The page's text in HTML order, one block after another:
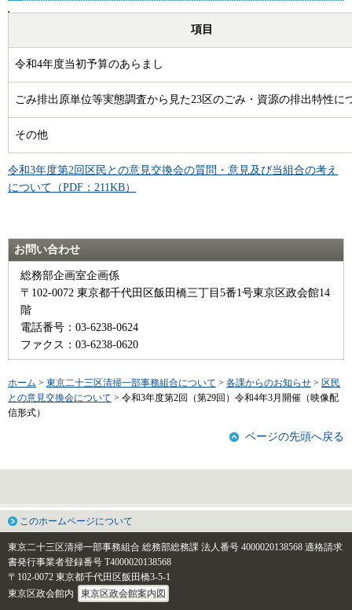
項目
令和4年度当初予算のあらまし
ごみ排出原単位等実態調査から見た23区のごみ・資源の排出特性に
その他
令和3年度第2回区民との意見交換会の質問・意見及び当組合の考え
について（PDF：211KB）
お問い合わせ
総務部企画室企画係
〒102-0072 東京都千代田区飯田橋三丁目5番1号東京区政会館14
階
電話番号：03-6238-0624
ファクス：03-6238-0620
ホーム > 東京二十三区清掃一部事務組合について > 各課からのお知らせ > 区民
との意見交換会について > 令和3年度第2回（第29回）令和4年3月開催（映像配
信形式）
ページの先頭へ戻る
このホームページについて
東京二十三区清掃一部事務組合 総務部総務課 法人番号 4000020138568 適格請求
書発行事業者登録番号 T4000020138568
〒102-0072 東京都千代田区飯田橋3-5-1
東京区政会館内
東京区政会館案内図